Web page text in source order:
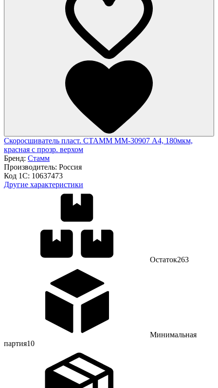
Скоросшиватель пласт. СТАММ ММ-30907 А4, 180мкм,
красная с прозр. верхом
Бренд: Стамм
Производитель: Россия
Код 1С: 10637473
Другие характеристики
Остаток263
Минимальная
партия10